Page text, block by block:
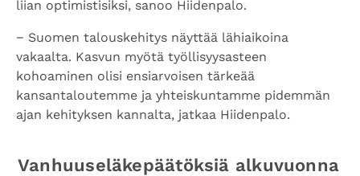
liian optimistisiksi, sanoo Hiidenpalo.
− Suomen talouskehitys näyttää lähiaikoina
vakaalta. Kasvun myötä työllisyysasteen
kohoaminen olisi ensiarvoisen tärkeää
kansantaloutemme ja yhteiskuntamme pidemmän
ajan kehityksen kannalta, jatkaa Hiidenpalo.
Vanhuuseläkepäätöksiä alkuvuonna